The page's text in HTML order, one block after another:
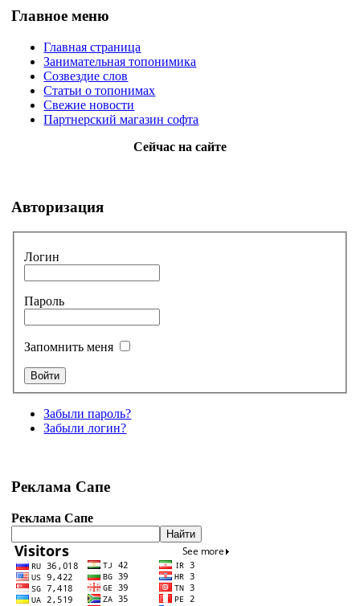
Главное меню
Главная страница
Занимательная топонимика
Созвездие слов
Статьи о топонимах
Свежие новости
Партнерский магазин софта
Сейчас на сайте
Авторизация
Логин
Пароль
Запомнить меня
Забыли пароль?
Забыли логин?
Реклама Сапе
Реклама Сапе